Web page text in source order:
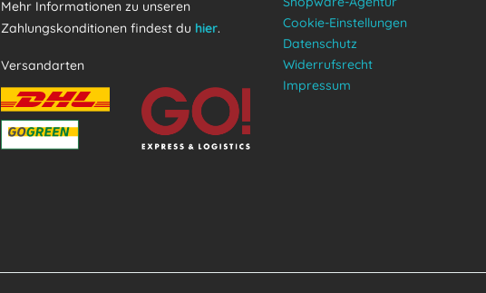
Mehr Informationen zu unseren
Zahlungskonditionen findest du hier.
Versandarten
Cookie-Einstellungen
Datenschutz
Widerrufsrecht
Impressum